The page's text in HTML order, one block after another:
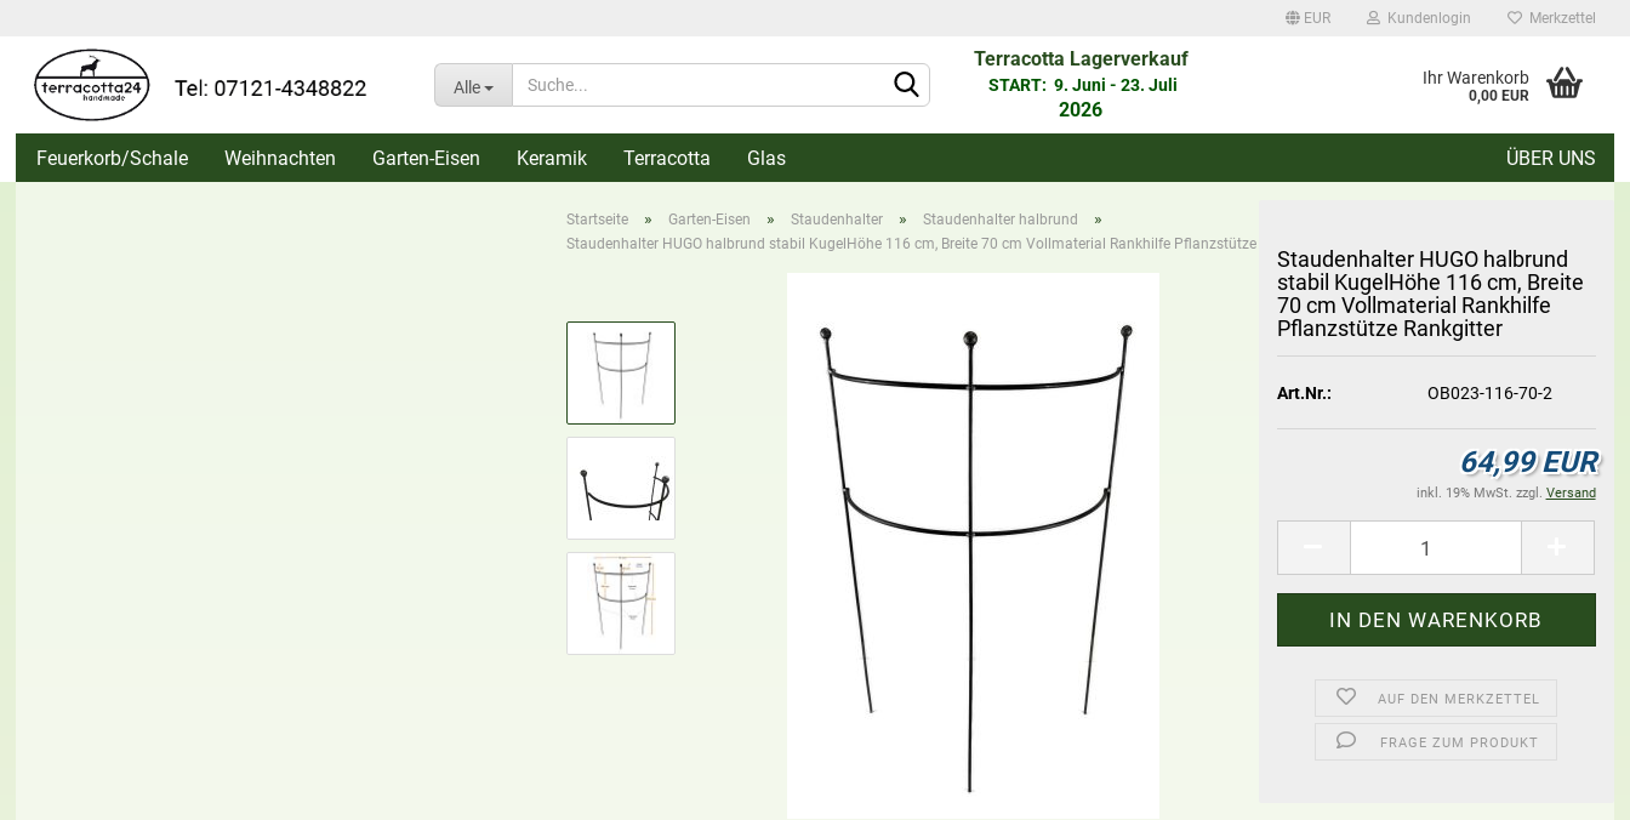
EUR
Währung auswählen
Kundenlogin
Konto erstellen
Passwort vergessen?
Merkzettel
Alle
Terracotta Lagerverkauf
START: 9. Juni - 23. Juli
2026
Ihr Warenkorb
0,00 EUR
Feuerkorb/Schale Weihnachten Garten-Eisen Keramik Terracotta Glas ÜBER UNS
Startseite » Garten-Eisen » Staudenhalter » Staudenhalter halbrund »
Staudenhalter HUGO halbrund stabil KugelHöhe 116 cm, Breite 70 cm Vollmaterial Rankhilfe Pflanzstütze Rankgitter
Stau­den­hal­ter HUGO halb­rund
sta­bil Ku­gel­Hö­he 116 cm, Brei­te
70 cm Voll­ma­te­ri­al Rank­hil­fe
Pflanz­stüt­ze Rank­git­ter
Art.Nr.: OB023-116-70-2
64,99 EUR
inkl. 19% MwSt. zzgl. Versand
AUF DEN MERKZETTEL
FRAGE ZUM PRODUKT